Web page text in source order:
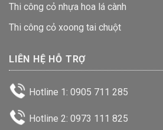
Thi công cỏ nhựa hoa lá cành
Thi công cỏ xoong tai chuột
LIÊN HỆ HỖ TRỢ
Hotline 1: 0905 711 285
Hotline 2: 0973 111 825